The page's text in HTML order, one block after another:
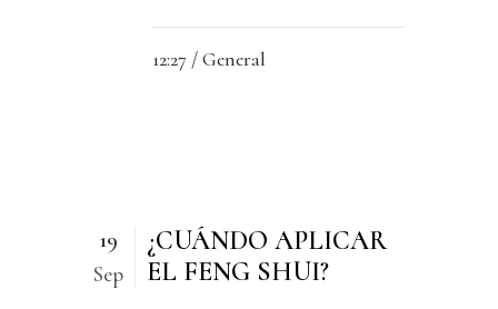
12:27 /General
19
Sep
¿CUÁNDO APLICAR
EL FENG SHUI?